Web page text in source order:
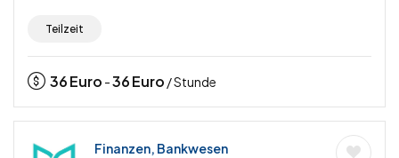
Teilzeit
36Euro -36Euro / Stunde
Finanzen, Bankwesen